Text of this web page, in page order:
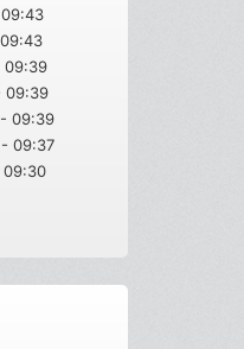
09:39
09:39
- 09:39
- 09:37
09:30